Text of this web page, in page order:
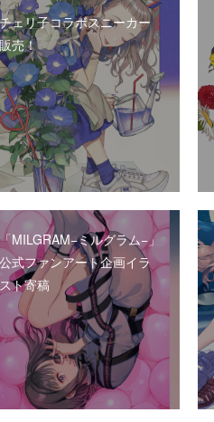
チェリ子コラボスニーカー
販売！
「MILGRAM−ミルグラム−」
公式ファンアート企画イラ
スト寄稿